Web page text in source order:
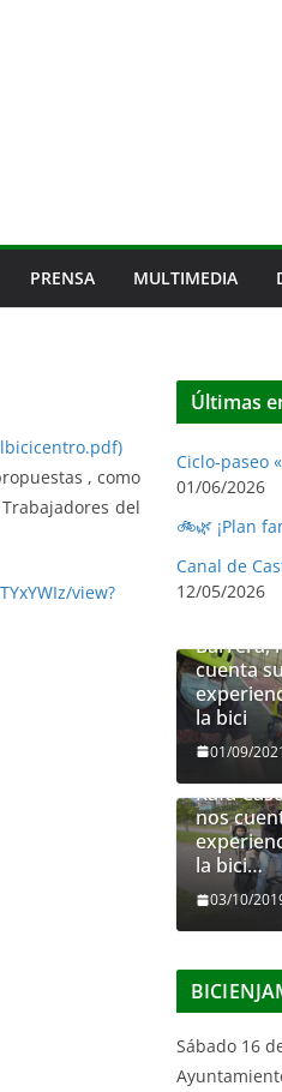
PRENSA MULTIMEDIA
, como
del
view?
Últimas
Ciclo-paseo
01/06/2026
🚲🌿 ¡Plan
Canal de
12/05/2026
Barrera,
cuenta
la bici
01/09/
Rafa
nos
la bici…
03/10/
Sábado 16